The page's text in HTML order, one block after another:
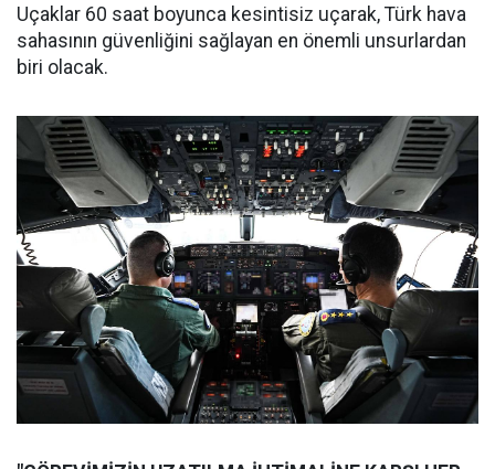
Uçaklar 60 saat boyunca kesintisiz uçarak, Türk hava
sahasının güvenliğini sağlayan en önemli unsurlardan
biri olacak.